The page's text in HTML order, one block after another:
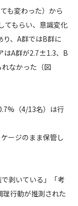
も変わった）から
てもらい、意識変化
、A群ではB群に
はA群が2.7±1.3、B
なかった（図
（4/13名）は行
ージのまま保管し
剥いている」「考
理行動が推測された